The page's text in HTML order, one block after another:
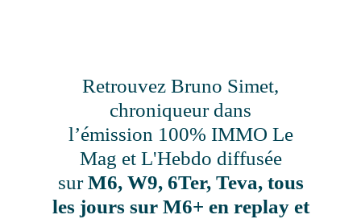
Retrouvez Bruno Simet,
chroniqueur dans
l’émission 100% IMMO Le
Mag et L'Hebdo diffusée
surM6, W9, 6Ter, Teva, tous
les jours sur M6+ en replay et